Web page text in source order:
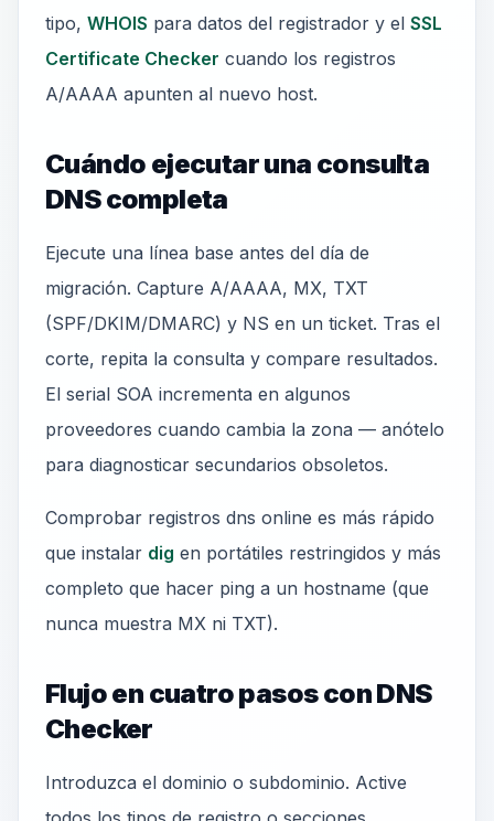
tipo, WHOIS para datos del registrador y el SSL
Certificate Checker cuando los registros
A/AAAA apunten al nuevo host.
Cuándo ejecutar una consulta
DNS completa
Ejecute una línea base antes del día de
migración. Capture A/AAAA, MX, TXT
(SPF/DKIM/DMARC) y NS en un ticket. Tras el
corte, repita la consulta y compare resultados.
El serial SOA incrementa en algunos
proveedores cuando cambia la zona — anótelo
para diagnosticar secundarios obsoletos.
Comprobar registros dns online es más rápido
que instalar dig en portátiles restringidos y más
completo que hacer ping a un hostname (que
nunca muestra MX ni TXT).
Flujo en cuatro pasos con DNS
Checker
Introduzca el dominio o subdominio. Active